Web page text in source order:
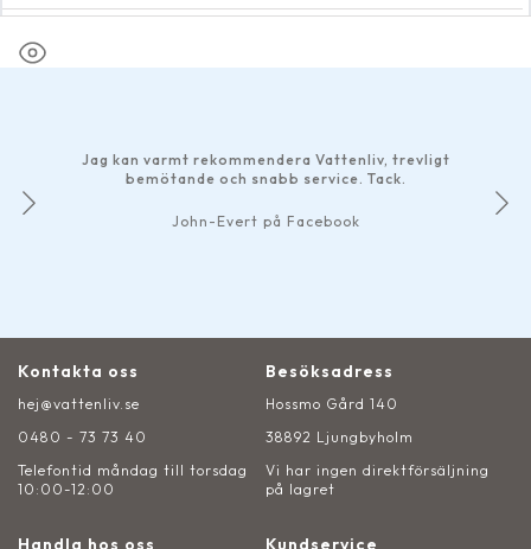
Jag kan varmt rekommendera Vattenliv, trevligt
bemötande och snabb service. Tack.
John-Evert på Facebook
Kontakta oss
hej@vattenliv.se
0480 - 73 73 40
Telefontid måndag till torsdag
10:00-12:00
Besöksadress
Hossmo Gård 140
38892 Ljungbyholm
Vi har ingen direktförsäljning
på lagret
Handla hos oss Kundservice